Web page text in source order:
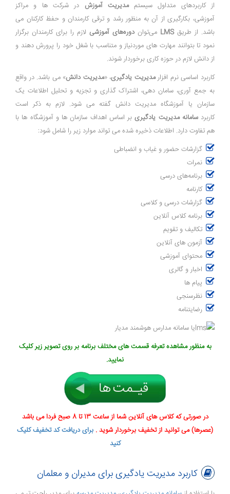
از کاربردهای متداول سیستممدیریت آموزش ‌ در شرکت ها و مراکز
آموزشی، بکارگیری از آن به منظور رشد و ترقی کارمندان و حفظ کارکنان می
باشد. از طریقLMS می‌تواندوره‌های آموزشی لازم را برای کارمندان برگزار
نمود تا بتوانند مهارت های موردنیاز و متناسب با شغل خود را پرورش دهند و
از دانش لازم در حوزه کاری برخوردار شوند.
کاربرد اساسی نرم افزارمدیریت یادگیری، «مدیریت دانش» می باشد. در واقع
به جمع آوری، سامان دهی، اشتراک گذاری و تجزیه و تحلیل اطلاعات یک
سازمان یا آموزشگاه مدیریت دانش گفته می شود. لازم به ذکر است
کاربرد سامانه مدیریت یادگیریبر اساس اهداف سازمان ها و آموزشگاه ها با
هم تفاوت دارد. اطلاعات ذخیره شده می تواند موارد زیر را شامل شود:
گزارشات حضور و غیاب و انضباطی
نمرات
برنامه‌های درسی
کارنامه
گزارشات درسی و کلاسی
برنامه کلاس آنلاین
تکالیف و تقویم
آزمون های آنلاین
محتوای آموزشی
اخبار و گالری
پیام ها
نظرسنجی
رضایتنامه
به منظور مشاهده تعرفه قسمت های مختلف برنامه بر روی تصویر زیر کلیک
نمایید.
در صورتی که کلاس های آنلاین شما از ساعت 13 تا 8 صبح فردا می باشد
(عصرها) می توانید از تخفیف برخوردار شوید . برای دریافت کد تخفیف کلیک
کنید
کاربرد مدیریت یادگیری برای مدیران و معلمان